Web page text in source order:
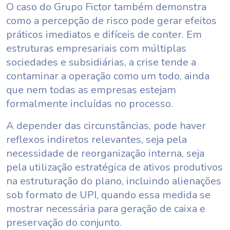
O caso do Grupo Fictor também demonstra
como a percepção de risco pode gerar efeitos
práticos imediatos e difíceis de conter. Em
estruturas empresariais com múltiplas
sociedades e subsidiárias, a crise tende a
contaminar a operação como um todo, ainda
que nem todas as empresas estejam
formalmente incluídas no processo.
A depender das circunstâncias, pode haver
reflexos indiretos relevantes, seja pela
necessidade de reorganização interna, seja
pela utilização estratégica de ativos produtivos
na estruturação do plano, incluindo alienações
sob formato de UPI, quando essa medida se
mostrar necessária para geração de caixa e
preservação do conjunto.